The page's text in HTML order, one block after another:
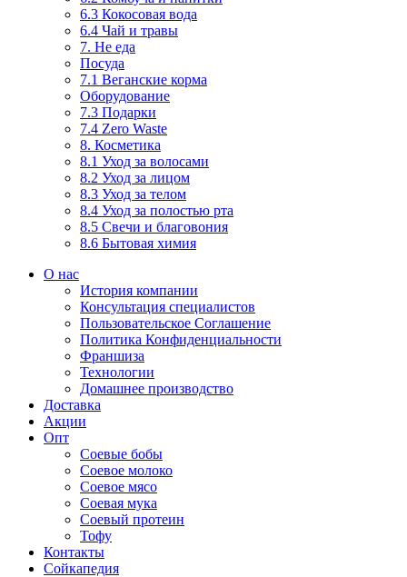
6.3 Кокосовая вода
6.4 Чай и травы
7. Не еда
Посуда
7.1 Веганские корма
Оборудование
7.3 Подарки
7.4 Zero Waste
8. Косметика
8.1 Уход за волосами
8.2 Уход за лицом
8.3 Уход за телом
8.4 Уход за полостью рта
8.5 Свечи и благовония
8.6 Бытовая химия
О нас
История компании
Консультация специалистов
Пользовательское Соглашение
Политика Конфиденциальности
Франшиза
Технологии
Домашнее производство
Доставка
Акции
Опт
Соевые бобы
Соевое молоко
Соевое мясо
Соевая мука
Соевый протеин
Тофу
Контакты
Сойкапедия